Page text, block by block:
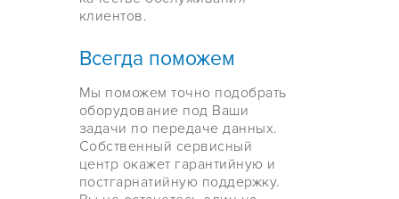
клиентов.
Всегда поможем
Мы поможем точно подобрать
оборудование под Ваши
задачи по передаче данных.
Собственный сервисный
центр окажет гарантийную и
постгарнатийную поддержку.